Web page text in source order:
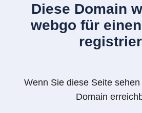
Diese Domain
webgo für
Wenn Sie diese Seite
Domain